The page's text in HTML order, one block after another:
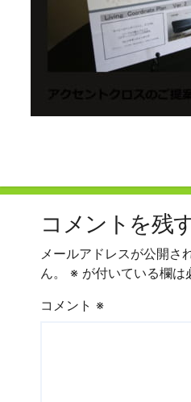
稿
ナ
ビ
ゲ
ー
コメントを残
メールアドレスが公開さ
ん。
※ が付いている欄は
コメント ※